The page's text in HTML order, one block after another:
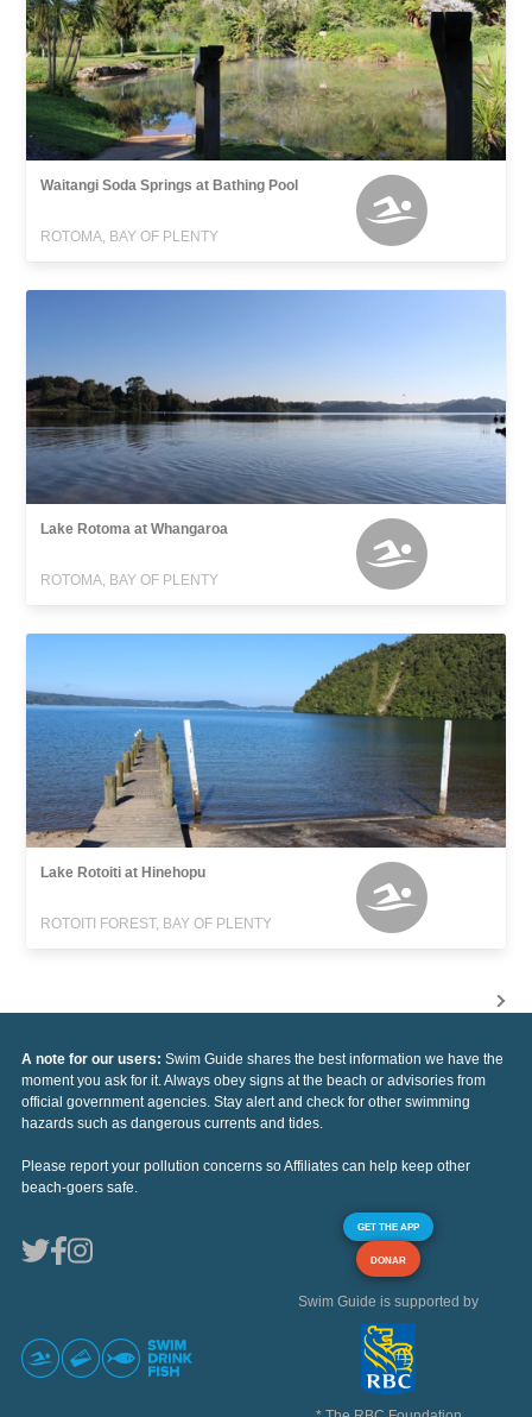
Waitangi Soda Springs at Bathing Pool
ROTOMA, BAY OF PLENTY
Lake Rotoma at Whangaroa
ROTOMA, BAY OF PLENTY
Lake Rotoiti at Hinehopu
ROTOITI FOREST, BAY OF PLENTY
A note for our users: Swim Guide shares the best information we have the
moment you ask for it. Always obey signs at the beach or advisories from
official government agencies. Stay alert and check for other swimming
hazards such as dangerous currents and tides.
Please report your pollution concerns so Affiliates can help keep other
beach-goers safe.
GET THE APP
DONAR
Swim Guide is supported by